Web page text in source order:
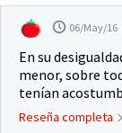
06/May/16
En su
menor, sobre
tenían
Reseña completa